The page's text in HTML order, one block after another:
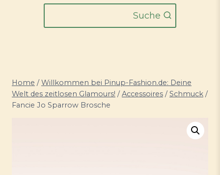
Suche
Home / Willkommen bei Pinup-Fashion.de: Deine
Welt des zeitlosen Glamours! / Accessoires / Schmuck /
Fancie Jo Sparrow Brosche